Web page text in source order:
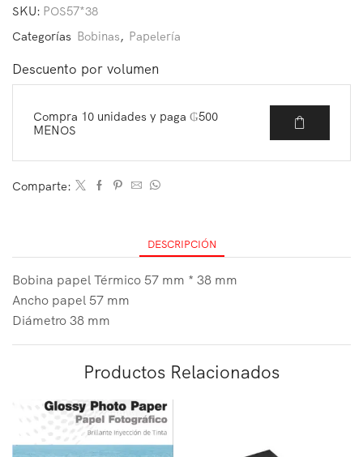
SKU: POS57*38
Categorías Bobinas, Papelería
Descuento por volumen
Compra 10 unidades y paga ₲500
MENOS
Comparte:
DESCRIPCIÓN
Bobina papel Térmico 57 mm * 38 mm
Ancho papel 57 mm
Diámetro 38 mm
Productos Relacionados